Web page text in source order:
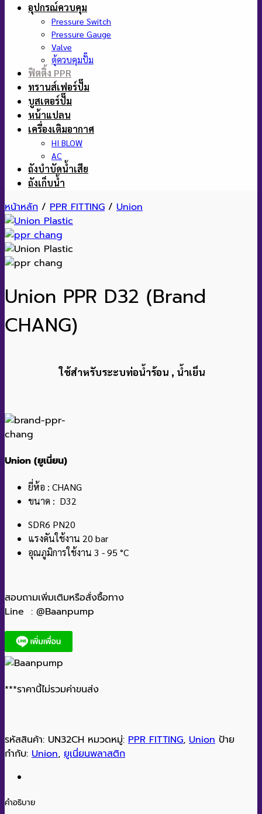
อุปกรณ์ควบคุม
Pressure Switch
Pressure Gauge
Valve
ตู้ควบคุมปั๊ม
ฟิตติ้ง PPR
ทรานส์เฟอร์ปั๊ม
บูสเตอร์ปั๊ม
หน้าแปลน
เครื่องเติมอากาศ
HI BLOW
AC
ถังบำบัดน้ำเสีย
ถังเก็บน้ำ
หน้าหลัก / PPR FITTING / Union
Union PPR D32 (Brand
CHANG)
ใช้สำหรับระะบท่อน้ำร้อน , น้ำเย็น
Union (ยูเนี่ยน)
ยี่ห้อ : CHANG
ขนาด : D32
SDR6 PN20
แรงดันใช้งาน 20 bar
อุณภูมิการใช้งาน 3 - 95 °C
สอบถามเพิ่มเติมหรือสั่งซื้อทาง
Line : @Baanpump
***ราคานี้ไม่รวมค่าขนส่ง
รหัสสินค้า: UN32CH หมวดหมู่: PPR FITTING, Union ป้าย
กำกับ: Union, ยูเนี่ยนพลาสติก
คำอธิบาย